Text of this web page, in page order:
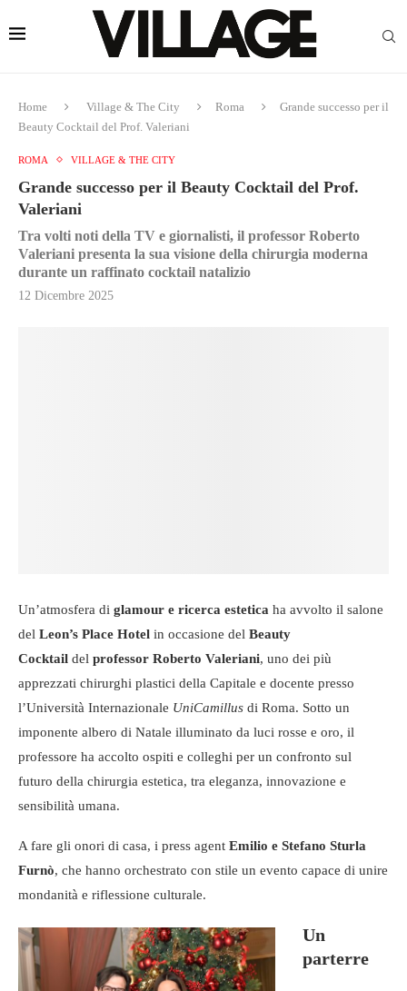
Home Village & The City Roma
Grande successo per il
Beauty Cocktail del Prof. Valeriani
ROMA VILLAGE & THE CITY
Grande successo per il Beauty Cocktail del Prof.
Valeriani
Tra volti noti della TV e giornalisti, il professor Roberto
Valeriani presenta la sua visione della chirurgia moderna
durante un raffinato cocktail natalizio
12 Dicembre 2025
Un’atmosfera di glamour e ricerca estetica ha avvolto il salone
del Leon’s Place Hotel in occasione del Beauty
Cocktail del professor Roberto Valeriani, uno dei più
apprezzati chirurghi plastici della Capitale e docente presso
l’Università Internazionale UniCamillus di Roma. Sotto un
imponente albero di Natale illuminato da luci rosse e oro, il
professore ha accolto ospiti e colleghi per un confronto sul
futuro della chirurgia estetica, tra eleganza, innovazione e
sensibilità umana.
A fare gli onori di casa, i press agent Emilio e Stefano Sturla
Furnò, che hanno orchestrato con stile un evento capace di unire
mondanità e riflessione culturale.
Un
parterre